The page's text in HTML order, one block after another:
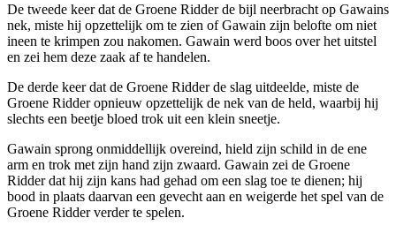
De tweede keer dat de Groene Ridder de bijl neerbracht op Gawains
nek, miste hij opzettelijk om te zien of Gawain zijn belofte om niet
ineen te krimpen zou nakomen. Gawain werd boos over het uitstel
en zei hem deze zaak af te handelen.
De derde keer dat de Groene Ridder de slag uitdeelde, miste de
Groene Ridder opnieuw opzettelijk de nek van de held, waarbij hij
slechts een beetje bloed trok uit een klein sneetje.
Gawain sprong onmiddellijk overeind, hield zijn schild in de ene
arm en trok met zijn hand zijn zwaard. Gawain zei de Groene
Ridder dat hij zijn kans had gehad om een slag toe te dienen; hij
bood in plaats daarvan een gevecht aan en weigerde het spel van de
Groene Ridder verder te spelen.